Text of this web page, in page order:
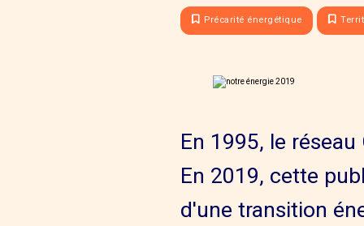
Précarité énergétique
En 1995, le
En 2019, cette
d'une transition